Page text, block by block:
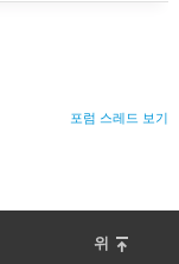
포럼 스레드 보기
위